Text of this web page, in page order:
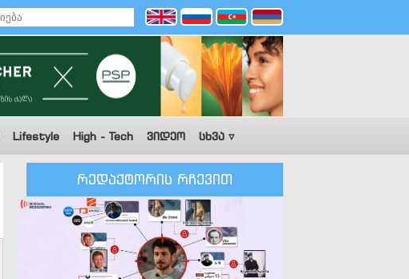
Lifestyle High - Tech ვიდეო სხვა ▿
რედაქტორის რჩევით